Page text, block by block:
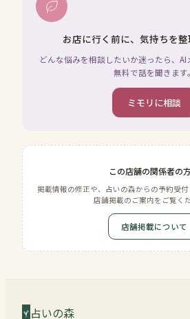
お店に行く前に、気持ちを
どんな悩みを相談したいか迷ったら、
無料で話を聞きます。
ミモリに相談
この店舗の関係者の
掲載情報の修正や、占いの森からの予約受付
店舗掲載のご案内をご覧く
店舗掲載について
占いの森